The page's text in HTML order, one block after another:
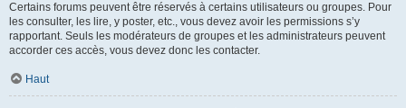
Certains forums peuvent être réservés à certains utilisateurs ou groupes. Pour
les consulter, les lire, y poster, etc., vous devez avoir les permissions s’y
rapportant. Seuls les modérateurs de groupes et les administrateurs peuvent
accorder ces accès, vous devez donc les contacter.
Haut